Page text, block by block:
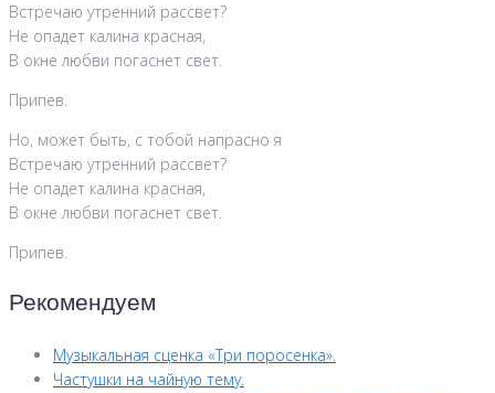
Встречаю утренний рассвет?
Не опадет калина красная,
В окне любви погаснет свет.
Припев.
Но, может быть, с тобой напрасно я
Встречаю утренний рассвет?
Не опадет калина красная,
В окне любви погаснет свет.
Припев.
Рекомендуем
Музыкальная сценка «Три поросенка».
Частушки на чайную тему.